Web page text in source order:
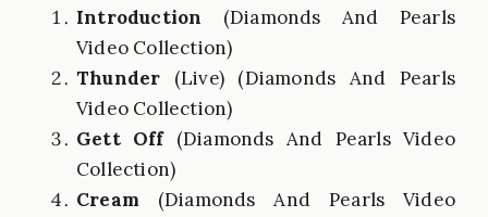
Introduction (Diamonds And Pearls
Video Collection)
Thunder (Live) (Diamonds And Pearls
Video Collection)
Gett Off(Diamonds And Pearls Video
Collection)
Cream (Diamonds And Pearls Video